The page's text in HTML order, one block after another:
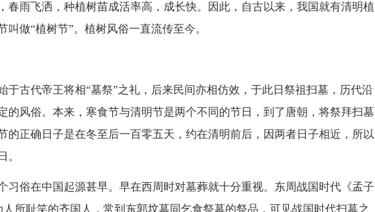
春雨飞洒，种植树苗成活率高，成长快。因此，自古以来，我国就有清明植
做“植树节”。植树风俗一直流传至今。
于古代帝王将相“墓祭”之礼，后来民间亦相仿效，于此日祭祖扫墓，历代沿
的风俗。本来，寒食节与清明节是两个不同的节日，到了唐朝，将祭拜扫墓
的正确日子是在冬至后一百零五天，约在清明前后，因两者日子相近，所以
。
习俗在中国起源甚早。早在西周时对墓葬就十分重视。东周战国时代《孟子
人所耻笑的齐国人，常到东郭坟墓同乞食祭墓的祭品，可见战国时代扫墓之